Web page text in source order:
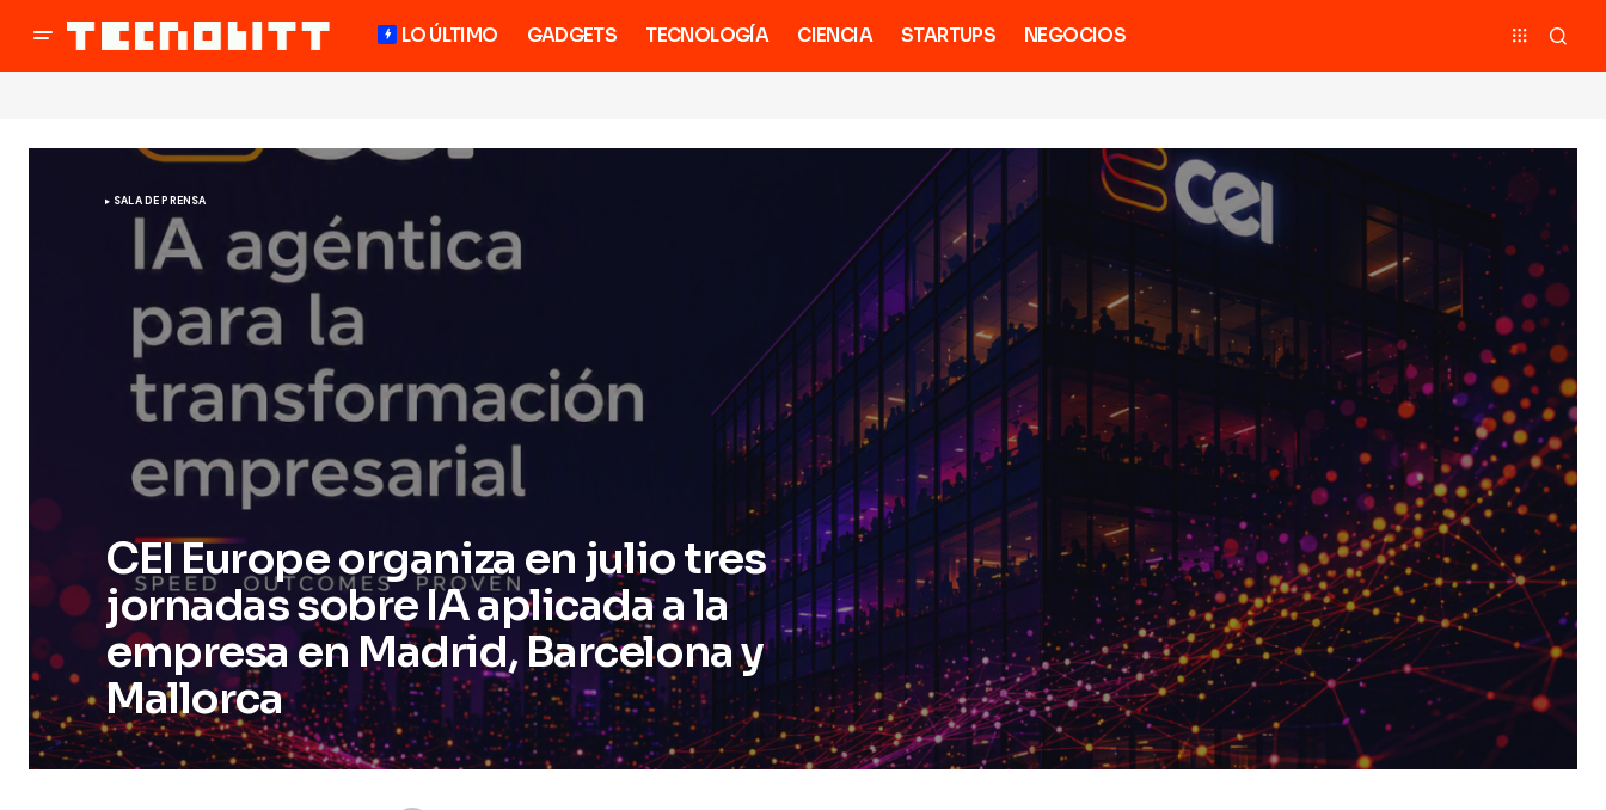
LO ÚLTIMO GADGETS TECNOLOGÍA CIENCIA STARTUPS NEGOCIOS
SALA DE PRENSA
CEI Europe organiza en julio tres
jornadas sobre IA aplicada a la
empresa en Madrid, Barcelona y
Mallorca